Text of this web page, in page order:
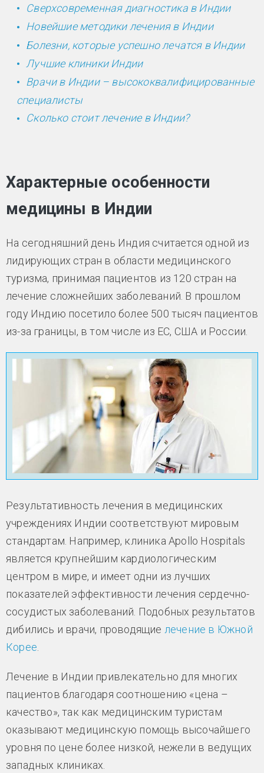
Сверхсовременная диагностика в Индии
Новейшие методики лечения в Индии
Болезни, которые успешно лечатся в Индии
Лучшие клиники Индии
Врачи в Индии – высококвалифицированные
специалисты
Сколько стоит лечение в Индии?
Характерные особенности
медицины в Индии
На сегодняшний день Индия считается одной из
лидирующих стран в области медицинского
туризма, принимая пациентов из 120 стран на
лечение сложнейших заболеваний. В прошлом
году Индию посетило более 500 тысяч пациентов
из-за границы, в том числе из ЕС, США и России.
Результативность лечения в медицинских
учреждениях Индии соответствуют мировым
стандартам. Например, клиника Apollo Hospitals
является крупнейшим кардиологическим
центром в мире, и имеет одни из лучших
показателей эффективности лечения сердечно-
сосудистых заболеваний. Подобных результатов
дибились и врачи, проводящие лечение в Южной
Корее
Лечение в Индии привлекательно для многих
пациентов благодаря соотношению «цена –
качество», так как медицинским туристам
оказывают медицинскую помощь высочайшего
уровня по цене более низкой, нежели в ведущих
западных клиниках.